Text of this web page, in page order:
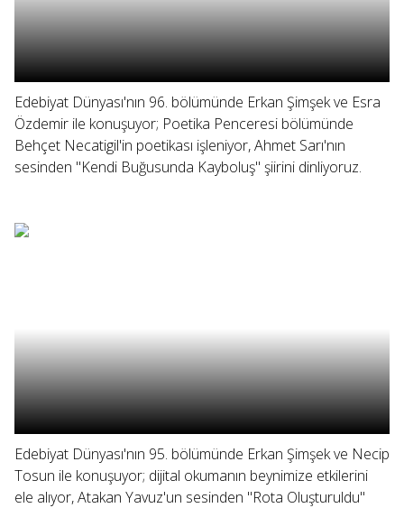
Edebiyat Dünyası'nın 96. bölümünde Erkan Şimşek ve Esra
Özdemir ile konuşuyor; Poetika Penceresi bölümünde
Behçet Necatigil'in poetikası işleniyor, Ahmet Sarı'nın
sesinden "Kendi Buğusunda Kayboluş" şiirini dinliyoruz.
Edebiyat Dünyası'nın 95. bölümünde Erkan Şimşek ve Necip
Tosun ile konuşuyor; dijital okumanın beynimize etkilerini
ele alıyor, Atakan Yavuz'un sesinden "Rota Oluşturuldu"